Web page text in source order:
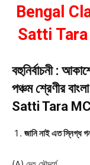
Bengal
Satti
বহুনির্বাচনী :
পঞ্চম শ্রেণীর
Satti Tara
জানি নাই এত স্নিগ্ধ